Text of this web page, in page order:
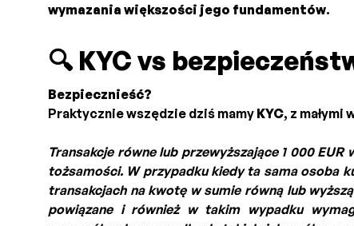
wymazania większości jego fundamentów.
🔍 KYC vs
Bezpiecznieść?
Praktycznie wszędzie dziś mamy KYC, z małymi
Transakcje równe lub przewyższające 1 000
tożsamości. W przypadku kiedy ta sama osoba
transakcjach na kwotę w sumie równą lub
powiązane i również w takim wypadku